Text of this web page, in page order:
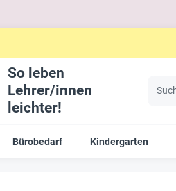
So leben
Lehrer/innen
leichter!
Bürobedarf Kindergarten